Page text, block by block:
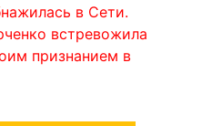
в Сети.
встревожила
признанием в